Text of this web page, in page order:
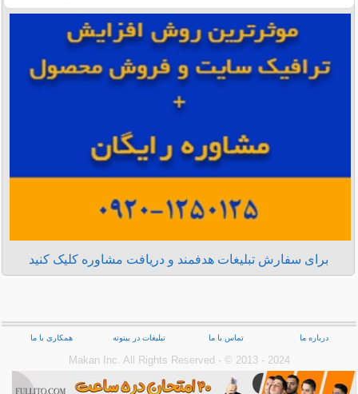
برای سفارش تبلیغات هدفمند و دریافت مشاوره کلیک کنید
درباره ما تماس با ما تبلیغات در بیتوته همکاری با ما
Makan Inc.‎ All Rights Reserved - © 2013 - 2024